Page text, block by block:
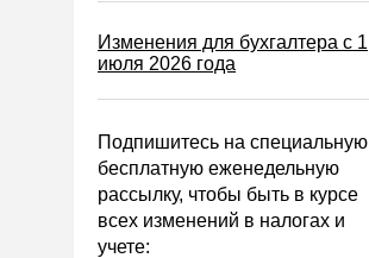
Управленческий учет
Анализ хозяйственной
Охрана труда и аттестация
Охрана труда
Изменения для бухгалтера с 1
июля 2026 года
Подпишитесь на специальную
бесплатную еженедельную
рассылку, чтобы быть в курсе
всех изменений в налогах и
учете: